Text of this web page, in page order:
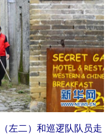
二）和巡逻队队员走